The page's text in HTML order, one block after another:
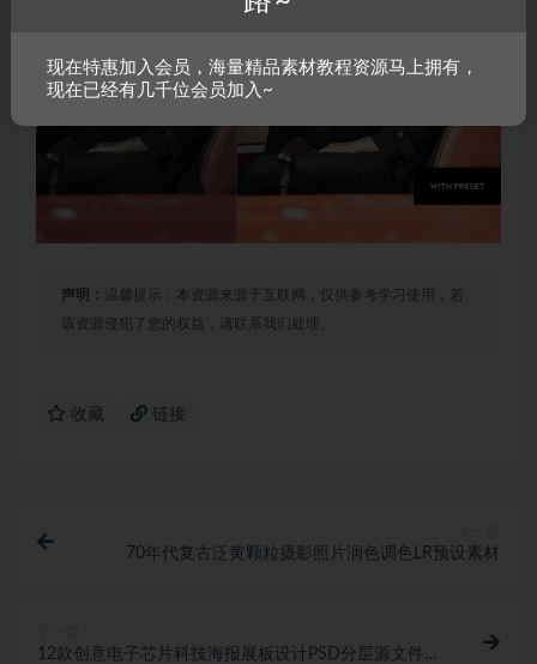
声明： 温馨提示：本资源来源于互联网，仅供参考学习使用，若
该资源侵犯了您的权益，请联系我们处理。
收藏 链接
70年代复古泛黄颗粒摄影照片润色调色LR预设素材
12款创意电子芯片科技海报展板设计PSD分层源文件模
现在特惠加入会员，海量精品素材教程资源马上拥有，
现在已经有几千位会员加入~